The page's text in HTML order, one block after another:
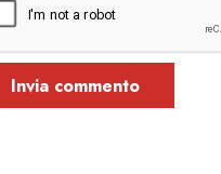
Invia commento